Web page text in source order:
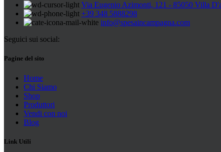
Via Eugenio Azimonti, 121 - 85050 Villa
+39 348 5888298
info@spesaincampagna.com
Seguici sui social:
Pagine del sito
Home
Chi Siamo
Shop
Produttori
Vendi con noi
Blog
Link Utili